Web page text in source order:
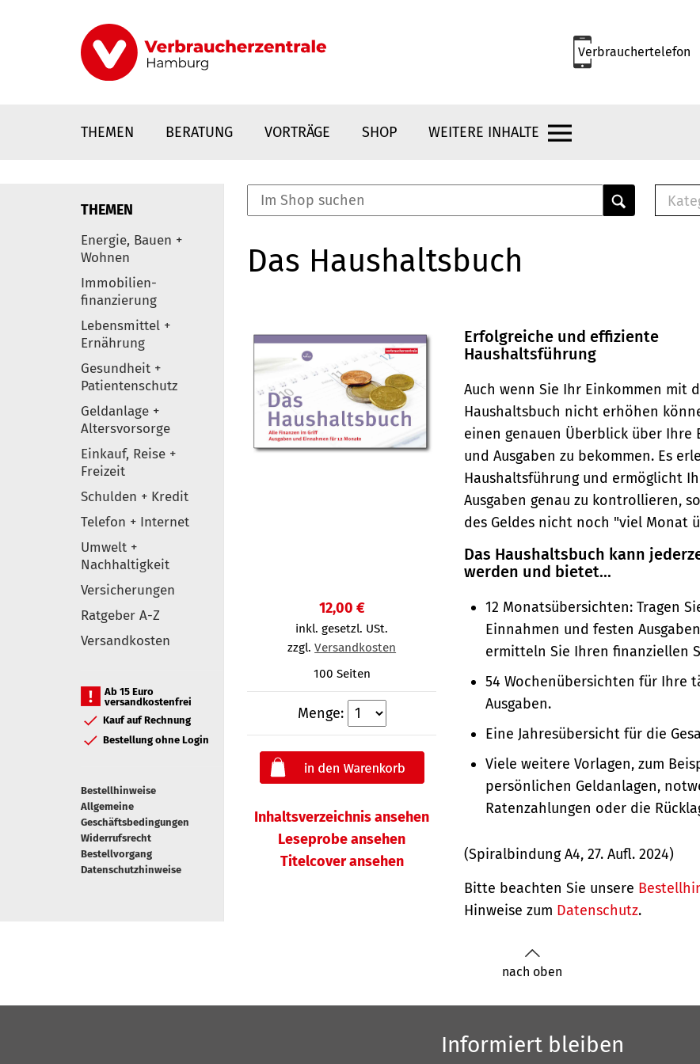
Verbrauchertelefon
THEMEN BERATUNG VORTRÄGE SHOP WEITERE INHALTE
Elemente
THEMEN
Energie, Bauen +
Wohnen
Immobilien-
finanzierung
Lebensmittel +
Ernährung
Gesundheit +
Patientenschutz
Geldanlage +
Altersvorsorge
Einkauf, Reise +
Freizeit
Schulden + Kredit
Telefon + Internet
Umwelt +
Nachhaltigkeit
Versicherungen
Ratgeber A-Z
Versandkosten
Ab 15 Euro
versandkostenfrei
Kauf auf Rechnung
Bestellung ohne Login
Bestellhinweise
Allgemeine
Geschäftsbedingungen
Widerrufsrecht
Bestellvorgang
Datenschutzhinweise
Das Haushaltsbuch
12,00 €
inkl. gesetzl. USt.
zzgl.Versandkosten
100 Seiten
Menge:
Inhaltsverzeichnis ansehen
Leseprobe ansehen
Titelcover ansehen
Erfolgreiche und effiziente
Haushaltsführung
Auch wenn Sie Ihr Einkommen mit
Haushaltsbuch nicht erhöhen
einen genauen Überblick über Ihre
und Ausgaben zu bekommen. Es
Haushaltsführung und ermöglicht
Ausgaben genau zu kontrollieren,
des Geldes nicht noch "viel Monat
Das Haushaltsbuch kann
werden und bietet...
12 Monatsübersichten: Tragen
Einnahmen und festen
ermitteln Sie Ihren finanziellen
54 Wochenübersichten für Ihre
Ausgaben.
Eine Jahresübersicht für die
Viele weitere Vorlagen, zum
persönlichen Geldanlagen,
Ratenzahlungen oder die
(Spiralbindung A4, 27. Aufl. 2024)
Bitte beachten Sie unsere
Hinweise zum Datenschutz.
nach oben
Informiert bleiben